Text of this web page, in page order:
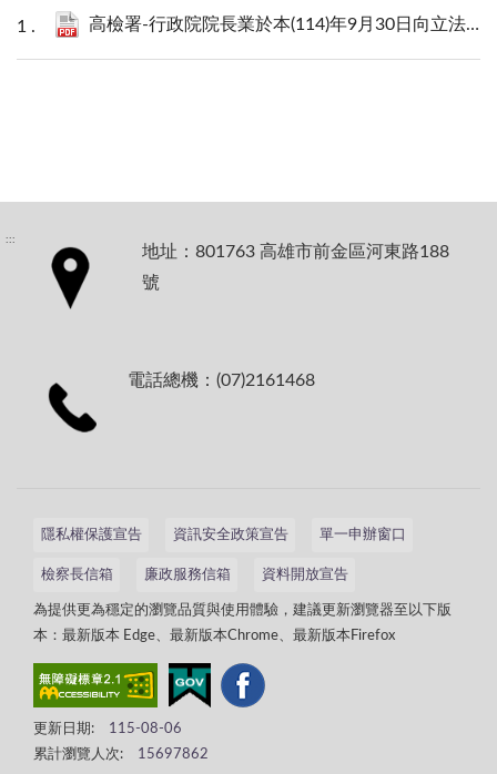
高檢署-行政院院長業於本(114)年9月30日向立法院提出口頭施政報告.pdf
:::
地址：801763 高雄市前金區河東路188
號
電話總機：(07)2161468
隱私權保護宣告 資訊安全政策宣告 單一申辦窗口
檢察長信箱 廉政服務信箱 資料開放宣告
為提供更為穩定的瀏覽品質與使用體驗，建議更新瀏覽器至以下版
本：最新版本 Edge、最新版本Chrome、最新版本Firefox
更新日期:
115-08-06
累計瀏覽人次:
15697862